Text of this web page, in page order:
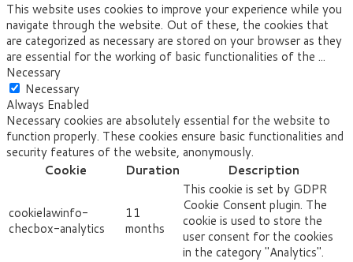
This website uses cookies to improve your experience while you
navigate through the website. Out of these, the cookies that
are categorized as necessary are stored on your browser as they
are essential for the working of basic functionalities of the ...
Necessary
Necessary
Always Enabled
Necessary cookies are absolutely essential for the website to
function properly. These cookies ensure basic functionalities and
security features of the website, anonymously.
Cookie
Duration Description
cookielawinfo-
checbox-analytics
11
months
This cookie is set by GDPR
Cookie Consent plugin. The
cookie is used to store the
user consent for the cookies
in the category "Analytics".